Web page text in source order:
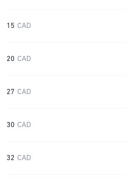
15 CAD
20 CAD
27 CAD
30 CAD
32 CAD